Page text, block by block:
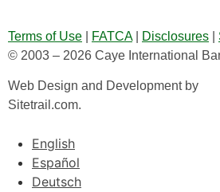
Terms of Use FATCA| Disclosures
© 2003 – 2026 Caye International
Web Design and Development by
Sitetrail.com.
English
Español
Deutsch